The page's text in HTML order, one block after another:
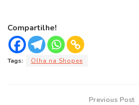
Compartilhe!
Tags: Olha na Shopee
Previous Post